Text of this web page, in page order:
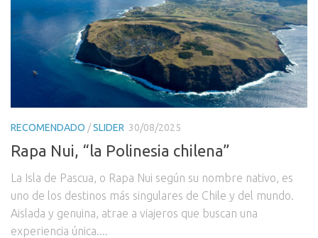
RECOMENDADO /SLIDER 30/08/2025
Rapa Nui, “la Polinesia chilena”
La Isla de Pascua, o Rapa Nui según su nombre nativo, es
uno de los destinos más singulares de Chile y del mundo.
Aislada y genuina, atrae a viajeros que buscan una
experiencia única....